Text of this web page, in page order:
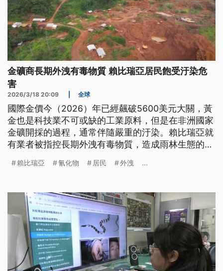
金礦商長期外洩有毒物質 賴比瑞亞居民飽受汙染危
害
2026/3/18 20:09 全球
國際金價今（2026）年已經飆破5600美元大關，黃
金也是科技業不可或缺的工業原料，但是在非洲國家
金礦開採的過程，通常伴隨嚴重的汙染。賴比瑞亞就
有業者被指控長期外洩有毒物質，造成雨林生態的大
賴比瑞亞 氰化物 居民 外洩 ...